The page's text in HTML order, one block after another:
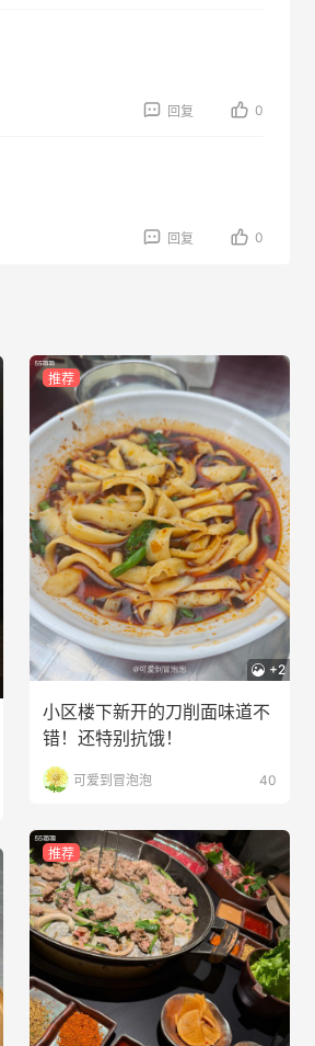
回复 0
回复 0
推荐
+2
小区楼下新开的刀削面味道不
错！还特别抗饿！
可爱到冒泡泡 40
推荐
小区楼下新开的刀削面味道不错！还特别
抗饿！
08月09日 2
跟风秋天第1杯奶茶，11.9元拿下鲜芋仙新
瑞幸生椰拿铁喝腻了！发现小黄油拿铁也
不错哦！
08月08日 1
淘宝闪购点必胜客，55海淘返利跟单拿来
绑券